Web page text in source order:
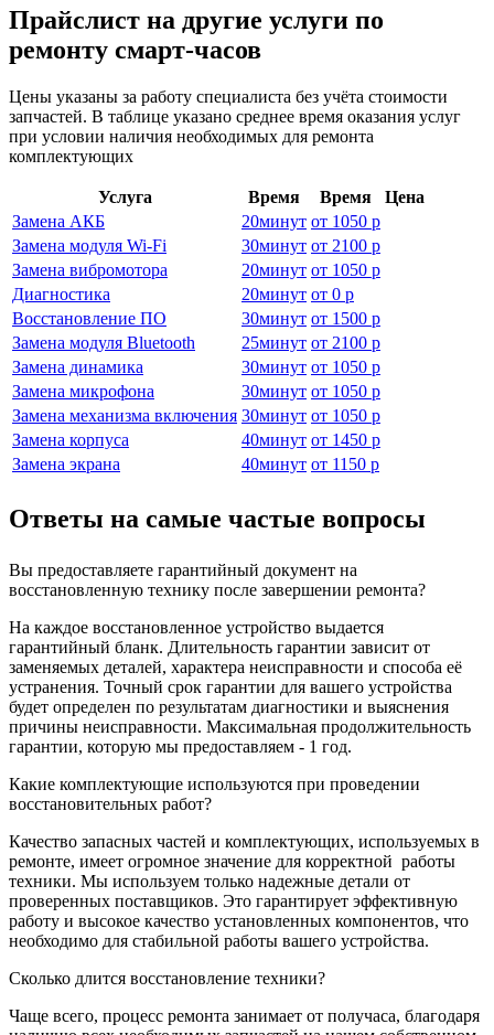
Прайслист на другие услуги по
ремонту смарт-часов
Цены указаны за работу специалиста без учёта стоимости
запчастей. В таблице указано среднее время оказания услуг
при условии наличия необходимых для ремонта
комплектующих
Услуга Время Время
Цена
Замена АКБ
20минут от 1050 р
Замена модуля Wi-Fi
30минут от 2100 р
Замена вибромотора
20минут от 1050 р
Диагностика
20минут от 0 р
Восстановление ПО
30минут от 1500 р
Замена модуля Bluetooth
25минут от 2100 р
Замена динамика
30минут от 1050 р
Замена микрофона
30минут от 1050 р
Замена механизма включения 30минут от 1050 р
Замена корпуса
40минут от 1450 р
Замена экрана
40минут от 1150 р
Ответы на самые частые вопросы
Вы предоставляете гарантийный документ на
восстановленную технику после завершении ремонта?
На каждое восстановленное устройство выдается
гарантийный бланк. Длительность гарантии зависит от
заменяемых деталей, характера неисправности и способа её
устранения. Точный срок гарантии для вашего устройства
будет определен по результатам диагностики и выяснения
причины неисправности. Максимальная продолжительность
гарантии, которую мы предоставляем - 1 год.
Какие комплектующие используются при проведении
восстановительных работ?
Качество запасных частей и комплектующих, используемых в
ремонте, имеет огромное значение для корректной работы
техники. Мы используем только надежные детали от
проверенных поставщиков. Это гарантирует эффективную
работу и высокое качество установленных компонентов, что
необходимо для стабильной работы вашего устройства.
Сколько длится восстановление техники?
Чаще всего, процесс ремонта занимает от получаса, благодаря